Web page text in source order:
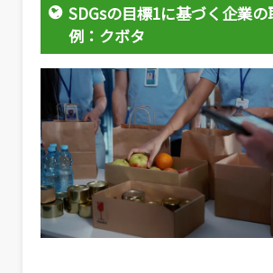
SDGsの目標1に基づく企業
例：クボタ